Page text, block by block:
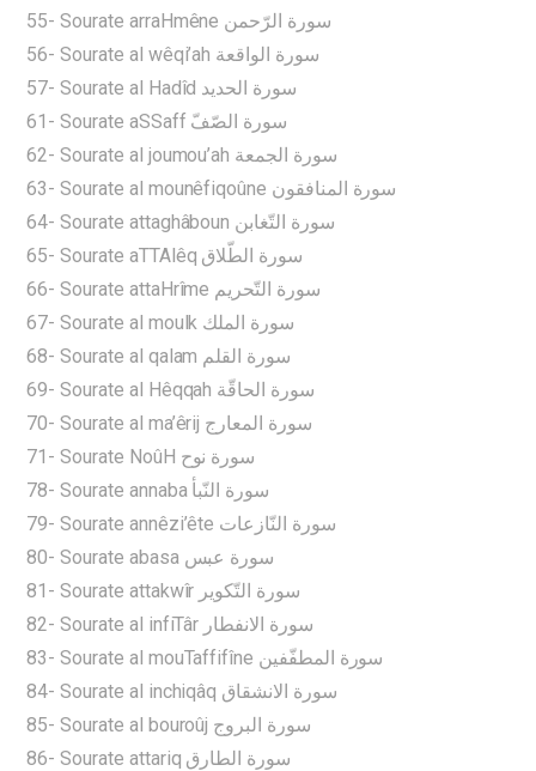
55- Sourate arraHmêne سورة الرّحمن
56- Sourate al wêqi’ah سورة الواقعة
57- Sourate al Hadîd سورة الحديد
61- Sourate aSSaff سورة الصّفّ
62- Sourate al joumou’ah سورة الجمعة
63- Sourate al mounêfiqoûne سورة المنافقون
64- Sourate attaghâboun سورة التّغابن
65- Sourate aTTAlêq سورة الطّلاق
66- Sourate attaHrîme سورة التّحريم
67- Sourate al moulk سورة الملك
68- Sourate al qalam سورة القلم
69- Sourate al Hêqqah سورة الحاقّة
70- Sourate al ma’êrij سورة المعارج
71- Sourate NoûH سورة نوح
78- Sourate annaba سورة النّبأ
79- Sourate annêzi’ête سورة النّازعات
80- Sourate abasa سورة عبس
81- Sourate attakwîr سورة التّكوير
82- Sourate al infiTâr سورة الانفطار
83- Sourate al mouTaffifîne سورة المطفّفين
84- Sourate al inchiqâq سورة الانشقاق
85- Sourate al bouroûj سورة البروج
86- Sourate attariq سورة الطارق